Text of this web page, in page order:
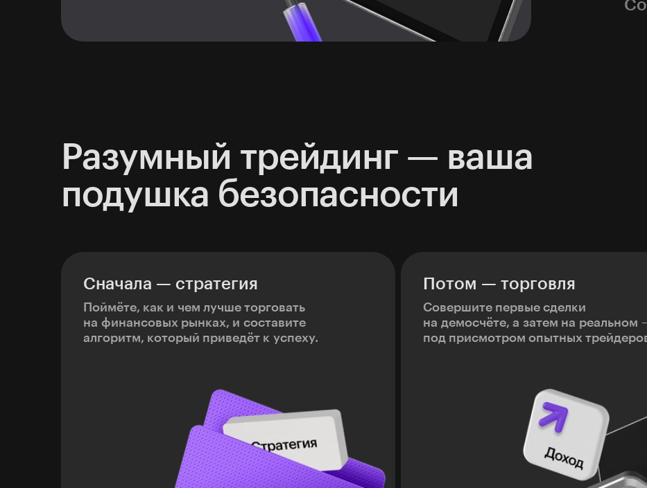
Разумный трейдинг — ваша
подушка безопасности
Сначала — стратегия
Поймёте, как и чем лучше торговать
на финансовых рынках, и составите
алгоритм, который приведёт к успеху.
Потом — торговля
Совершите первые сделки
на демосчёте, а затем на реальном
под присмотром опытных